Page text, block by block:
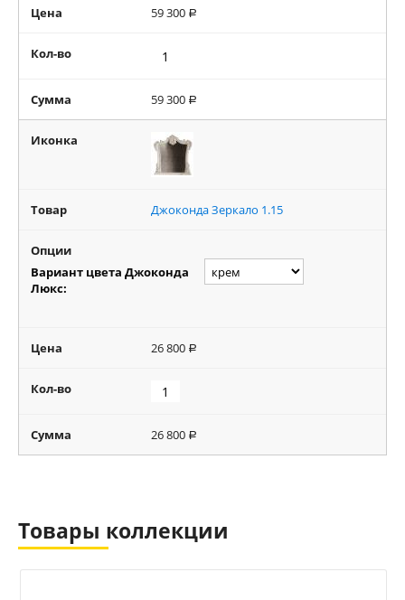
Цена 59 300 Р
Кол-во
Сумма 59 300 Р
Иконка
Товар Джоконда Зеркало 1.15
Опции
Вариант цвета Джоконда
Люкс:
Цена 26 800 Р
Кол-во
Сумма 26 800 Р
Товары коллекции